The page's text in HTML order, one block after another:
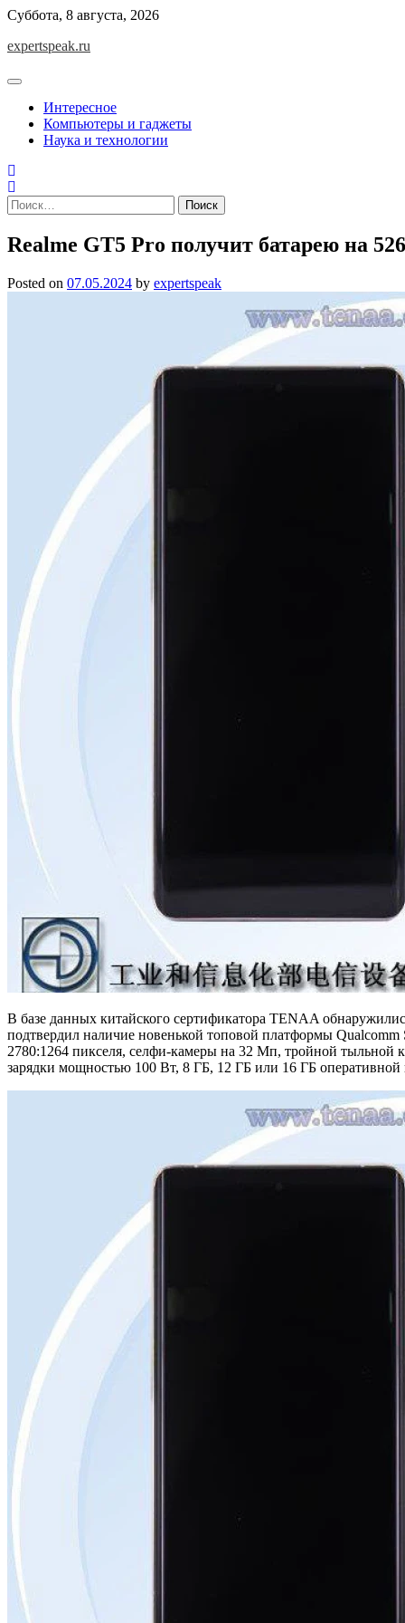
Skip
content
Суббота, 8 августа, 2026
expertspeak.ru
Интересное
Компьютеры и гаджеты
Наука и технологии
Найти:
Realme GT5 Pro получит батарею на
Posted on 07.05.2024 by expertspeak
В базе данных китайского сертификатора TENAA
подтвердил наличие новенькой топовой платформы
2780:1264 пикселя, селфи-камеры на 32 Мп, тройной
зарядки мощностью 100 Вт, 8 ГБ, 12 ГБ или 16 ГБ